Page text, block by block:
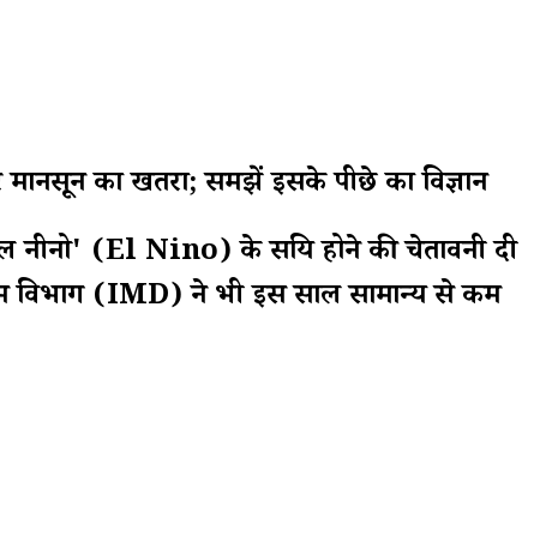
का खतरा; समझें इसके पीछे का विज्ञान
(El Nino) के सक्रिय होने की चेतावनी दी
विभाग (IMD) ने भी इस साल सामान्य से कम